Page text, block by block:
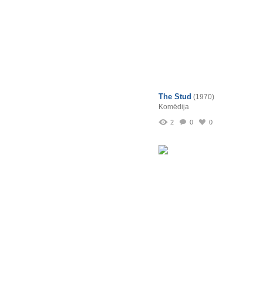
The Stud (1970)
Komēdija
2 0 0